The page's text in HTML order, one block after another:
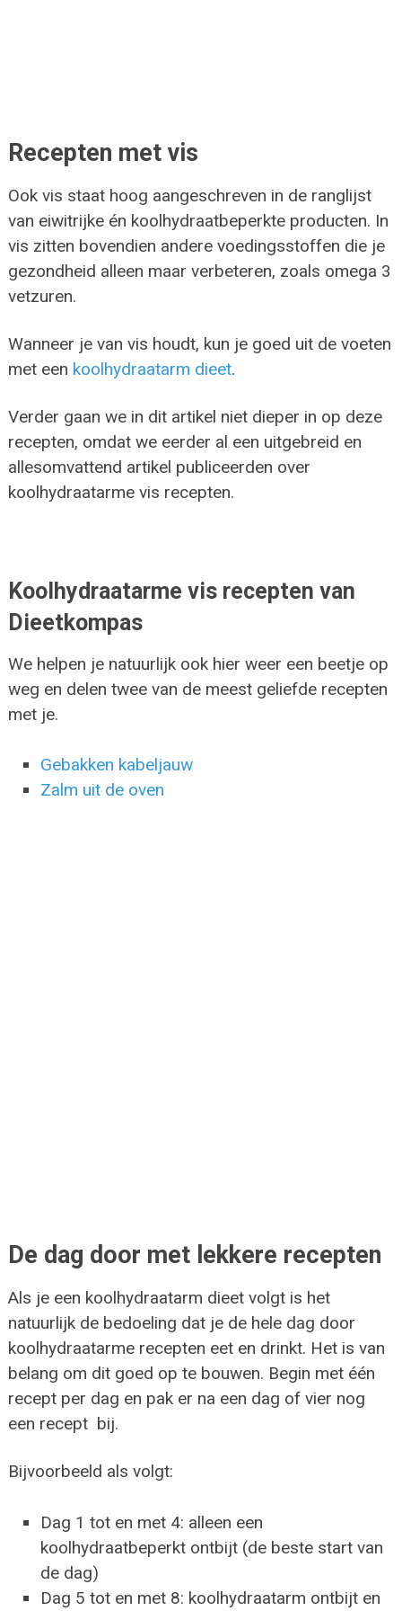
Recepten met vis
Ook vis staat hoog aangeschreven in de ranglijst
van eiwitrijke én koolhydraatbeperkte producten. In
vis zitten bovendien andere voedingsstoffen die je
gezondheid alleen maar verbeteren, zoals omega 3
vetzuren.
Wanneer je van vis houdt, kun je goed uit de voeten
met een koolhydraatarm dieet.
Verder gaan we in dit artikel niet dieper in op deze
recepten, omdat we eerder al een uitgebreid en
allesomvattend artikel publiceerden over
koolhydraatarme vis recepten.
Koolhydraatarme vis recepten van
Dieetkompas
We helpen je natuurlijk ook hier weer een beetje op
weg en delen twee van de meest geliefde recepten
met je.
Gebakken kabeljauw
Zalm uit de oven
De dag door met lekkere recepten
Als je een koolhydraatarm dieet volgt is het
natuurlijk de bedoeling dat je de hele dag door
koolhydraatarme recepten eet en drinkt. Het is van
belang om dit goed op te bouwen. Begin met één
recept per dag en pak er na een dag of vier nog
een recept bij.
Bijvoorbeeld als volgt:
Dag 1 tot en met 4: alleen een
koolhydraatbeperkt ontbijt (de beste start van
de dag)
Dag 5 tot en met 8: koolhydraatarm ontbijt en